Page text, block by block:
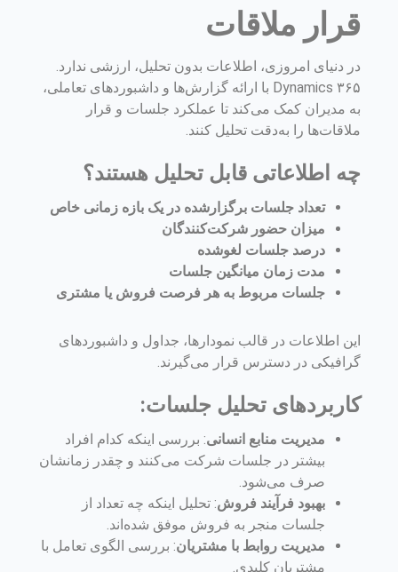
قرار ملاقات
در دنیای امروزی، اطلاعات بدون تحلیل، ارزشی ندارد.
Dynamics ۳۶۵ با ارائه گزارش‌ها و داشبوردهای تعاملی،
به مدیران کمک می‌کند تا عملکرد جلسات و قرار
ملاقات‌ها را به‌دقت تحلیل کنند.
چه اطلاعاتی قابل تحلیل هستند؟
تعداد جلسات برگزارشده در یک بازه زمانی خاص
میزان حضور شرکت‌کنندگان
درصد جلسات لغوشده
مدت زمان میانگین جلسات
جلسات مربوط به هر فرصت فروش یا مشتری
این اطلاعات در قالب نمودارها، جداول و داشبوردهای
گرافیکی در دسترس قرار می‌گیرند.
کاربردهای تحلیل جلسات:
مدیریت منابع انسانی: بررسی اینکه کدام افراد
بیشتر در جلسات شرکت می‌کنند و چقدر زمانشان
صرف می‌شود.
بهبود فرآیند فروش: تحلیل اینکه چه تعداد از
جلسات منجر به فروش موفق شده‌اند.
مدیریت روابط با مشتریان: بررسی الگوی تعامل با
مشتریان کلیدی.